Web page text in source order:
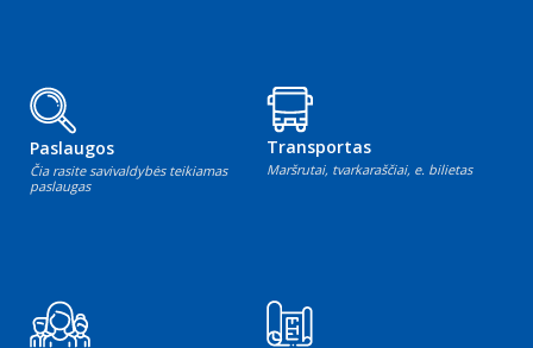
Paslaugos
Čia rasite savivaldybės teikiamas
paslaugas
Transportas
Maršrutai, tvarkaraščiai, e. bilietas